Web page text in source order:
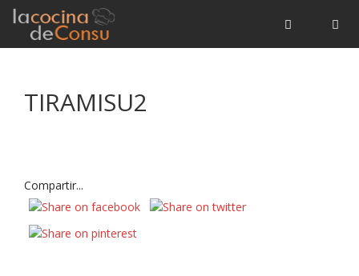
Saltar
contenido
Saltar
contenido
TIRAMISU2
Compartir...